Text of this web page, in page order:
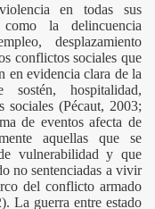
en todas sus
la delincuencia
desplazamiento
conflictos sociales que
en evidencia clara de la
hospitalidad,
sociales (Pécaut, 2003;
de eventos afecta de
aquellas que se
vulnerabilidad y que
no sentenciadas a vivir
del conflicto armado
La guerra entre estado